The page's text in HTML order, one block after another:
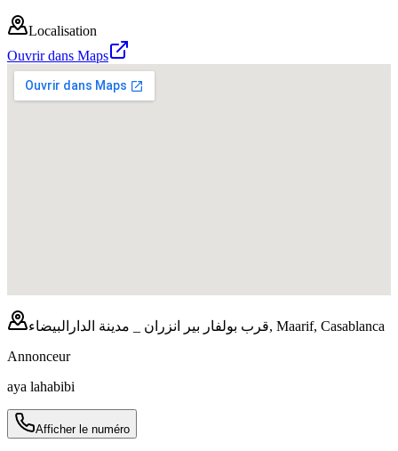
Localisation
Ouvrir dans Maps
قرب بولفار بير انزران _ مدينة الدارالبيضاء, Maarif, Casablanca
Annonceur
aya lahabibi
Afficher le numéro